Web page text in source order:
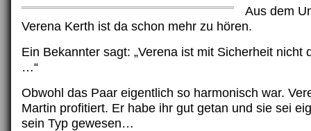
Aus dem
Verena Kerth ist da schon mehr zu hören.
Ein Bekannter sagt: „Verena ist mit Sicherheit nicht
…“
Obwohl das Paar eigentlich so harmonisch war.
Martin profitiert. Er habe ihr gut getan und sie sei
sein Typ gewesen…